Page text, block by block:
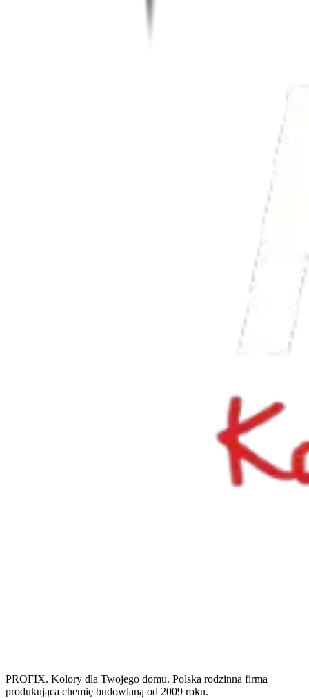
PROFIX. Kolory dla Twojego domu. Polska rodzinna firma
produkująca chemię budowlaną od 2009 roku.